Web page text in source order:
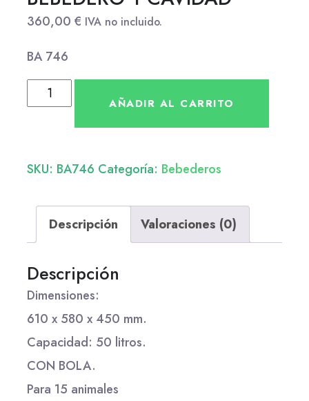
360,00 € IVA no incluido.
BA 746
AÑADIR AL CARRITO
SKU: BA746 Categoría: Bebederos
Descripción Valoraciones (0)
Descripción
Dimensiones:
610 x 580 x 450 mm.
Capacidad: 50 litros.
CON BOLA.
Para 15 animales